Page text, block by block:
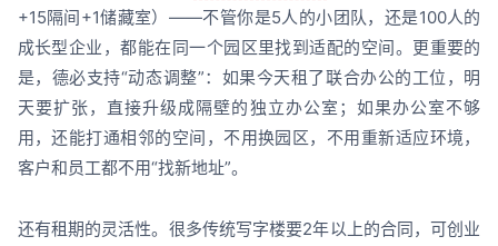
+15隔间+1储藏室）——不管你是5人的小团队，还是100人的
成长型企业，都能在同一个园区里找到适配的空间。更重要的
是，德必支持“动态调整”：如果今天租了联合办公的工位，明
天要扩张，直接升级成隔壁的独立办公室；如果办公室不够
用，还能打通相邻的空间，不用换园区，不用重新适应环境，
客户和员工都不用“找新地址”。
还有租期的灵活性。很多传统写字楼要2年以上的合同，可创业